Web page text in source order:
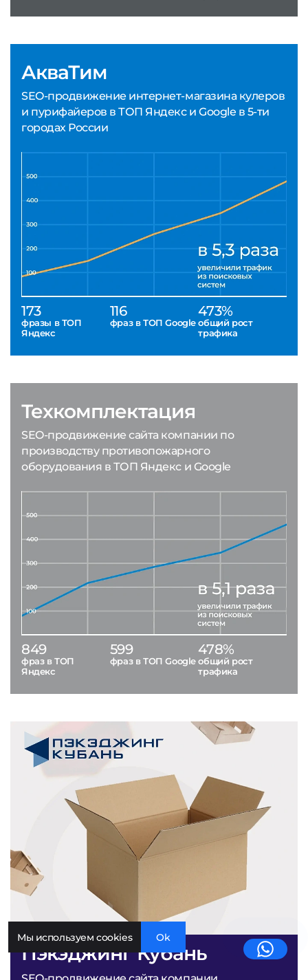
АкваТим
SEO-продвижение интернет-магазина кулеров
и пурифайеров в ТОП Яндекс и Google в 5-ти
городах России
173
фразы в ТОП
Яндекс
116
фраз в ТОП Google
473%
общий рост
трафика
Пэкэджинг Кубань
Техкомплектация
SEO-продвижение сайта компании по
производству противопожарного
оборудования в ТОП Яндекс и Google
849
фраз в ТОП
Яндекс
599
фраз в ТОП Google
478%
общий рост
трафика
Мы используем cookies Ok